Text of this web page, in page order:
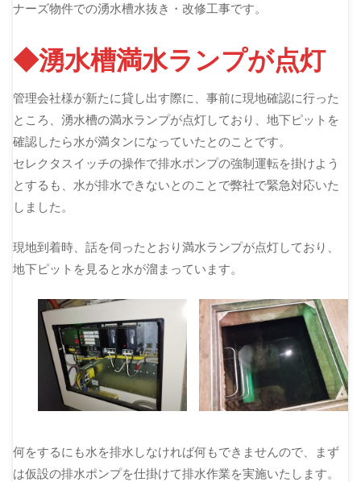
ナーズ物件での湧水槽水抜き・改修工事です。
◆湧水槽満水ランプが点灯
管理会社様が新たに貸し出す際に、事前に現地確認に行った
ところ、湧水槽の満水ランプが点灯しており、地下ピットを
確認したら水が満タンになっていたとのことです。
セレクタスイッチの操作で排水ポンプの強制運転を掛けよう
とするも、水が排水できないとのことで弊社で緊急対応いた
しました。
現地到着時、話を伺ったとおり満水ランプが点灯しており、
地下ピットを見ると水が溜まっています。
何をするにも水を排水しなければ何もできませんので、まず
は仮設の排水ポンプを仕掛けて排水作業を実施いたします。